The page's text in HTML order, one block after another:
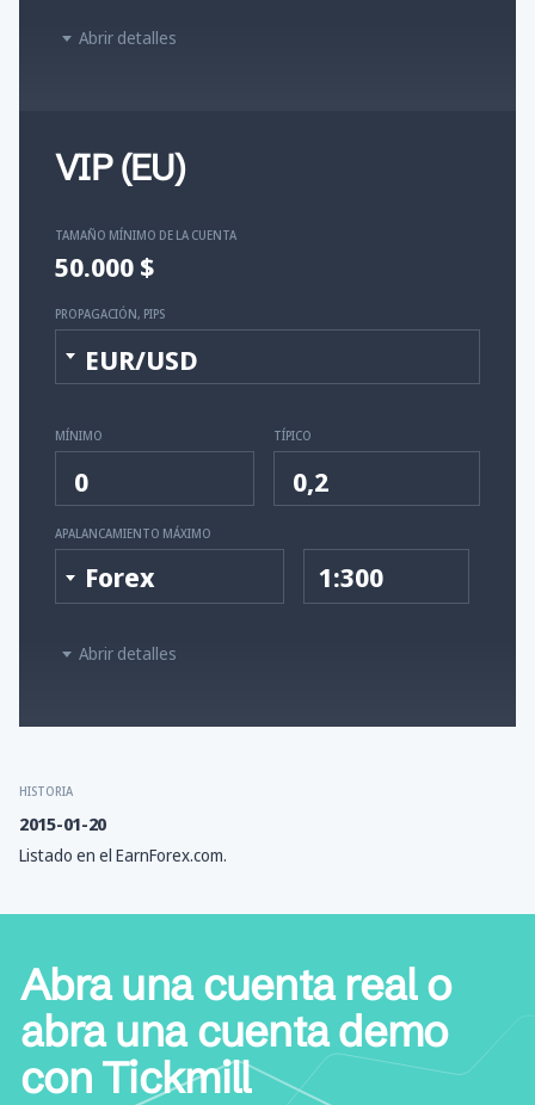
Abrir detalles
VIP (EU)
Abrir detalles
TAMAÑO MÍNIMO DE LA CUENTA
50.000 $
PROPAGACIÓN, PIPS
EUR/USD
MÍNIMO
0
TÍPICO
0,2
APALANCAMIENTO MÁXIMO
Forex 1:300
HISTORIA
2015-01-20
Listado en el EarnForex.com.
Abra una cuenta real o
abra una cuenta demo
con Tickmill